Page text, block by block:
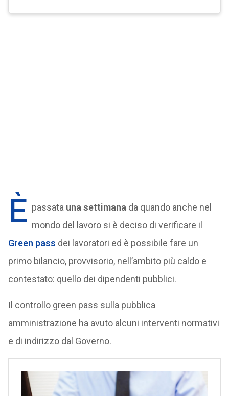
È passata una settimana da quando anche nel
mondo del lavoro si è deciso di verificare il
Green pass dei lavoratori ed è possibile fare un
primo bilancio, provvisorio, nell’ambito più caldo e
contestato: quello dei dipendenti pubblici.
Il controllo green pass sulla pubblica
amministrazione ha avuto alcuni interventi normativi
e di indirizzo dal Governo.